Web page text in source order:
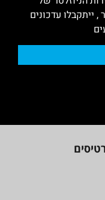
, ייתקבלו עדכונים